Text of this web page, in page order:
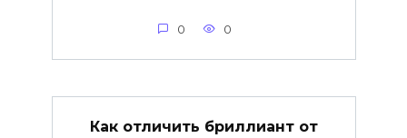
0 0
Как отличить бриллиант от